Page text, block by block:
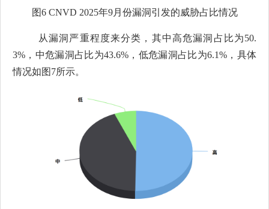
图6 CNVD 2025年9月份漏洞引发的威胁占比情况
从漏洞严重程度来分类，其中高危漏洞占比为50.
3%，中危漏洞占比为43.6%，低危漏洞占比为6.1%，具体
情况如图7所示。